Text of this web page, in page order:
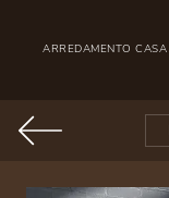
ARREDAMENTO CASA